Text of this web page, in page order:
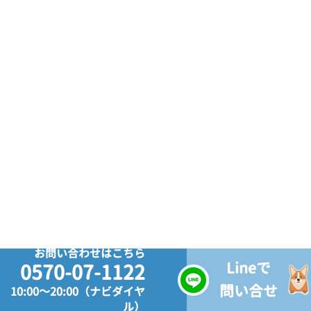
お問い合わせはこちら
0570-07-1122
10:00～20:00（ナビダイヤ
ル）
Lineで
問い合せ